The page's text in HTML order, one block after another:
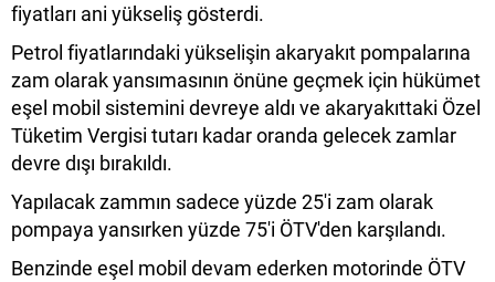
fiyatları ani yükseliş gösterdi.
Petrol fiyatlarındaki yükselişin akaryakıt pompalarına
zam olarak yansımasının önüne geçmek için hükümet
eşel mobil sistemini devreye aldı ve akaryakıttaki Özel
Tüketim Vergisi tutarı kadar oranda gelecek zamlar
devre dışı bırakıldı.
Yapılacak zammın sadece yüzde 25'i zam olarak
pompaya yansırken yüzde 75'i ÖTV'den karşılandı.
Benzinde eşel mobil devam ederken motorinde ÖTV